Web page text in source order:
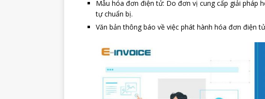
Mẫu hóa đơn điện tử: Do đơn vị cung cấp giải pháp
tự chuẩn bị.
Văn bản thông báo về việc phát hành hóa đơn điện